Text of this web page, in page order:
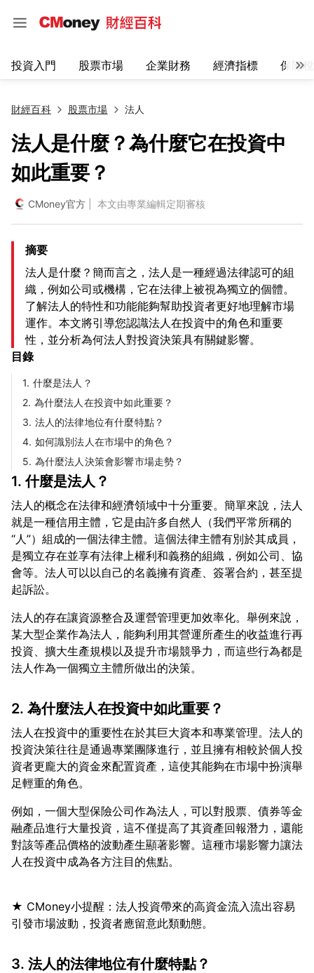
投資入門 股票市場 企業財務 經濟指標 保險
財經百科 股票市場 法人
法人是什麼？為什麼它在投資中
如此重要？
CMoney官方 | 本文由專業編輯定期審核
摘要
法人是什麼？簡而言之，法人是一種經過法律認可的組
織，例如公司或機構，它在法律上被視為獨立的個體。
了解法人的特性和功能能夠幫助投資者更好地理解市場
運作。本文將引導您認識法人在投資中的角色和重要
性，並分析為何法人對投資決策具有關鍵影響。
目錄
1. 什麼是法人？
2. 為什麼法人在投資中如此重要？
3. 法人的法律地位有什麼特點？
4. 如何識別法人在市場中的角色？
5. 為什麼法人決策會影響市場走勢？
1. 什麼是法人？
法人的概念在法律和經濟領域中十分重要。簡單來說，法人
就是一種信用主體，它是由許多自然人（我們平常所稱的
“人”）組成的一個法律主體。這個法律主體有別於其成員，
是獨立存在並享有法律上權利和義務的組織，例如公司、協
會等。法人可以以自己的名義擁有資產、簽署合約，甚至提
法人的存在讓資源整合及運營管理更加效率化。舉例來說，
某大型企業作為法人，能夠利用其營運所產生的收益進行再
投資、擴大生產規模以及提升市場競爭力，而這些行為都是
2. 為什麼法人在投資中如此重要？
法人在投資中的重要性在於其巨大資本和專業管理。法人的
投資決策往往是通過專業團隊進行，並且擁有相較於個人投
資者更龐大的資金來配置資產，這使其能夠在市場中扮演舉
例如，一個大型保險公司作為法人，可以對股票、債券等金
融產品進行大量投資，這不僅提高了其資產回報潛力，還能
對該等產品價格的波動產生顯著影響。這種市場影響力讓法
★ CMoney小提醒：法人投資帶來的高資金流入流出容易
3. 法人的法律地位有什麼特點？